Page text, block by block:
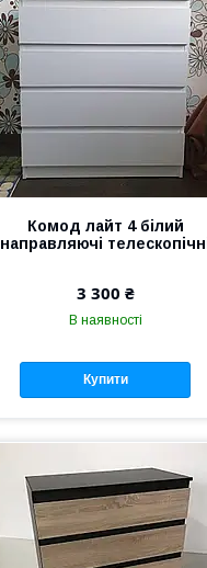
Комод лайт 4 білий
направляючі
3 300 ₴
В наявності
Купити